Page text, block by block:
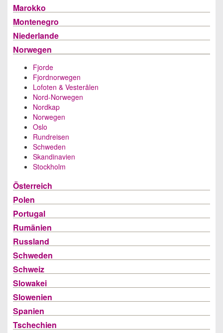
Marokko
Montenegro
Niederlande
Norwegen
Fjorde
Fjordnorwegen
Lofoten & Vesterålen
Nord-Norwegen
Nordkap
Norwegen
Oslo
Rundreisen
Schweden
Skandinavien
Stockholm
Österreich
Polen
Portugal
Rumänien
Russland
Schweden
Schweiz
Slowakei
Slowenien
Spanien
Tschechien